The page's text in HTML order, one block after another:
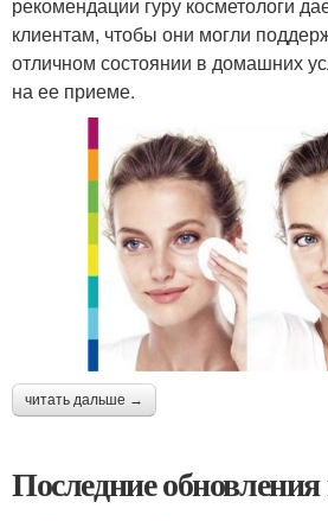
рекомендации гуру косметологи
клиентам, чтобы они могли
отличном состоянии в домашних
на ее приеме.
читать дальше →
Последние обновления